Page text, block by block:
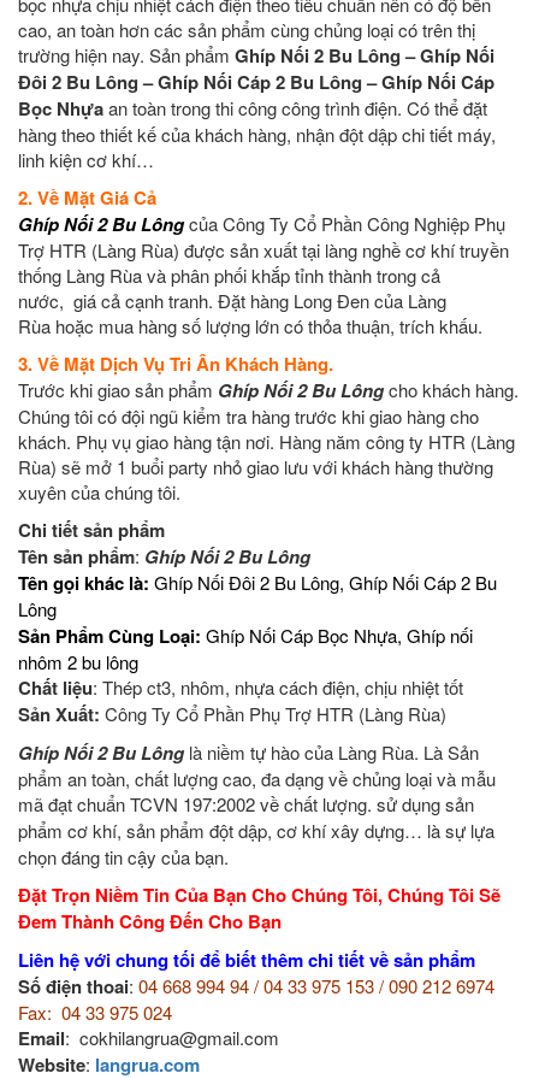
cao, an toàn hơn các sản phẩm cùng chủng loại có trên thị
trường hiện nay. Sản phẩm Ghíp Nối 2 Bu Lông – Ghíp Nối
Đôi 2 Bu Lông – Ghíp Nối Cáp 2 Bu Lông – Ghíp Nối Cáp
Bọc Nhựaan toàn trong thi công công trình điện. Có thể đặt
hàng theo thiết kế của khách hàng, nhận đột dập chi tiết máy,
linh kiện cơ khí…
2. Về Mặt Giá Cả
Ghíp Nối 2 Bu Lôngcủa Công Ty Cổ Phần Công Nghiệp Phụ
Trợ HTR (Làng Rùa) được sản xuất tại làng nghề cơ khí truyền
thống Làng Rùa và phân phối khắp tỉnh thành trong cả
nước, giá cả cạnh tranh. Đặt hàng Long Đen của Làng
Rùa hoặc mua hàng số lượng lớn có thỏa thuận, trích khấu.
3. Về Mặt Dịch Vụ Tri Ân Khách Hàng.
Trước khi giao sản phẩm Ghíp Nối 2 Bu Lôngcho khách hàng.
Chúng tôi có đội ngũ kiểm tra hàng trước khi giao hàng cho
khách. Phụ vụ giao hàng tận nơi. Hàng năm công ty HTR (Làng
Rùa) sẽ mở 1 buổi party nhỏ giao lưu với khách hàng thường
xuyên của chúng tôi.
Chi tiết sản phẩm
Tên sản phẩm: Ghíp Nối 2 Bu Lông
Tên gọi khác là: Ghíp Nối Đôi 2 Bu Lông, Ghíp Nối Cáp 2 Bu
Lông
Sản Phẩm Cùng Loại: Ghíp Nối Cáp Bọc Nhựa, Ghíp nối
nhôm 2 bu lông
Chất liệu: Thép ct3, nhôm, nhựa cách điện, chịu nhiệt tốt
Sản Xuất: Công Ty Cổ Phần Phụ Trợ HTR (Làng Rùa)
Ghíp Nối 2 Bu Lông là niềm tự hào của Làng Rùa. Là Sản
phẩm an toàn, chất lượng cao, đa dạng về chủng loại và mẫu
mã đạt chuẩn TCVN 197:2002 về chất lượng. sử dụngsản
phẩm cơ khí, sản phẩm đột dập, cơ khí xây dựng… là sự lựa
chọn đáng tin cậy của bạn.
Đặt Trọn Niềm Tin Của Bạn Cho Chúng Tôi, Chúng Tôi Sẽ
Đem Thành Công Đến Cho Bạn
Liên hệ với chung tối để biết thêm chi tiết về sản phẩm
Số điện thoai: 04 668 994 94 / 04 33 975 153 / 090 212 6974
Fax: 04 33 975 024
Email: cokhilangrua@gmail.com
Website: langrua.com